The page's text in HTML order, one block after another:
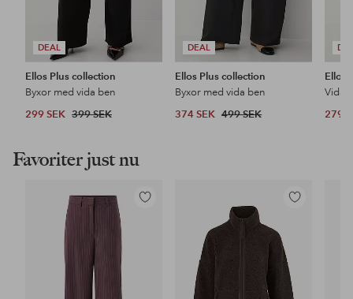
DEAL
Ellos Plus collection
Byxor med vida ben
299 SEK 399 SEK
DEAL
Ellos Plus collection
Byxor med vida ben
374 SEK 499 SEK
Ellos
Vida
279
Favoriter just nu
Lägg
Lägg
favoriter